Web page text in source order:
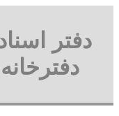
دفتر